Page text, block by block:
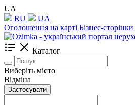
UA
RU
UA
Оголошення на карті Бізнес-сторінки
Каталог
Виберіть місто
Відміна
Застосувати